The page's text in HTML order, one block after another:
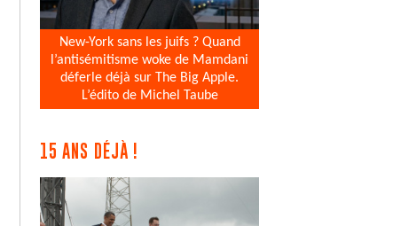
New-York sans les juifs ? Quand
l’antisémitisme woke de Mamdani
déferle déjà sur The Big Apple.
L’édito de Michel Taube
15 ANS DÉJÀ !